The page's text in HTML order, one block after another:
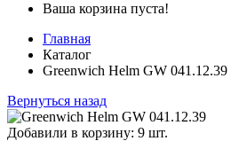
Ваша корзина пуста!
Главная
Каталог
Greenwich Helm GW 041.12.39
Вернуться назад
Добавили в корзину: 9 шт.